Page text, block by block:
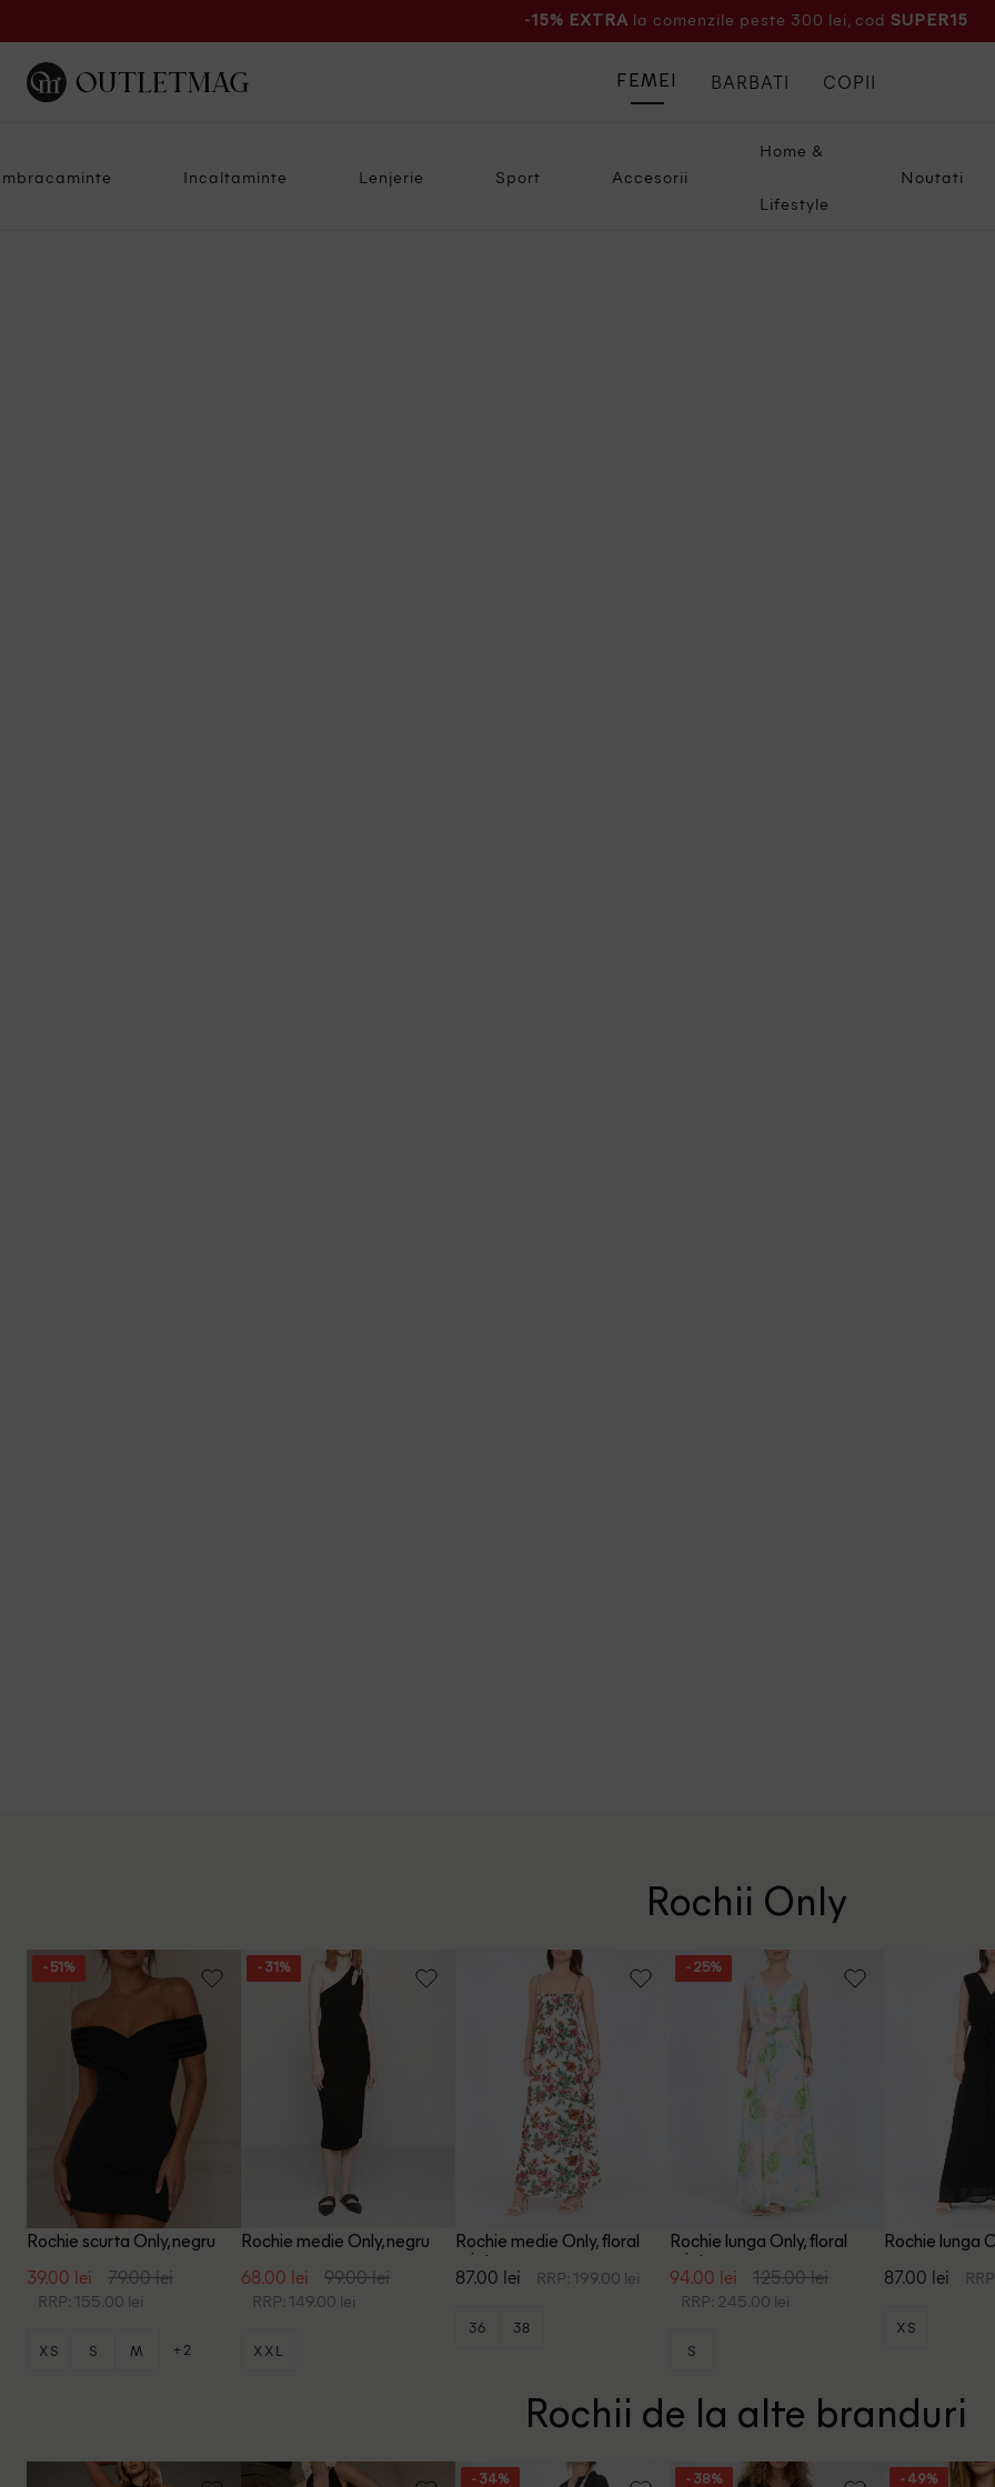
-15% EXTRA la comenzile peste 300 lei, cod SUPER15
Incaltaminte Lenjerie Sport Accesorii
Home &
Lifestyle
Noutati
FEMEI BARBATI COPII
Rochii Only
- 51%
Rochie scurta Only, negru
39.00 lei 79.00 lei
RRP: 155.00 lei
XS S M +2
- 31%
Rochie medie Only, negru
68.00 lei 99.00 lei
RRP: 149.00 lei
XXL
Rochie medie Only, floral
print
87.00 lei RRP: 199.00 lei
36 38
- 25%
Rochie lunga Only, floral
print
94.00 lei 125.00 lei
RRP: 245.00 lei
S
Rochie lunga
87.00 lei
XS
Rochii de la alte branduri
- 34% - 38% - 49%